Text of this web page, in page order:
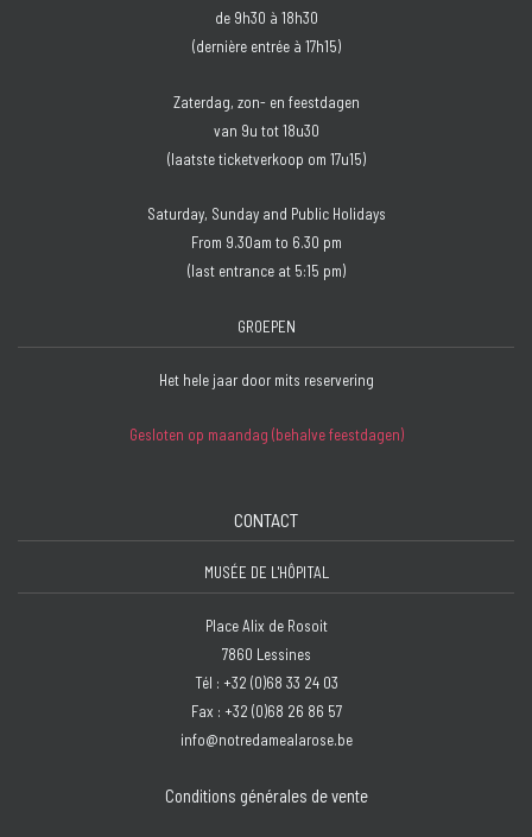
de 9h30 à 18h30
(dernière entrée à 17h15)
Zaterdag, zon- en feestdagen
van 9u tot 18u30
(laatste ticketverkoop om 17u15)
Saturday, Sunday and Public Holidays
From 9.30am to 6.30 pm
(last entrance at 5:15 pm)
GROEPEN
Het hele jaar door mits reservering
Gesloten op maandag (behalve feestdagen)
CONTACT
MUSÉE DE L'HÔPITAL
Place Alix de Rosoit
7860 Lessines
Tél : +32 (0)68 33 24 03
Fax : +32 (0)68 26 86 57
info@notredamealarose.be
Conditions générales de vente